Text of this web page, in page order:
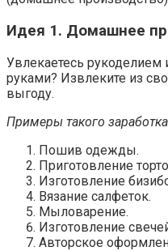
Идея 1. Домашнее
Увлекаетесь
руками? Извлеките из
выгоду.
Примеры такого
Пошив одежды.
Приготовление
Изготовление
Вязание салфеток.
Мыловарение.
Изготовление
Авторское